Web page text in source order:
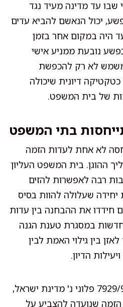
עד מדינה מעיד נגד
יכול הנאשם להביא עדים
היה במקום אחר בזמן
נובעת ממניע אישי
לא רק להכפשת
דיונית שיכולה
של בית המשפט.
בתי המשפט
לא אחת לעדות הזמה
ההוגן. בית המשפט העליון
רבה לאפשרות להזים
שעלולה להוות בסיס
חידדו את ההבחנה בין עדות
במסגרת טענת הגנה
בין גילוי האמת לבין
הדיון.
למשל, בפסק הדין ע"פ 7929/96 פלוני נ' מדינת ישראל,
הזמה שנועדה להצביע על